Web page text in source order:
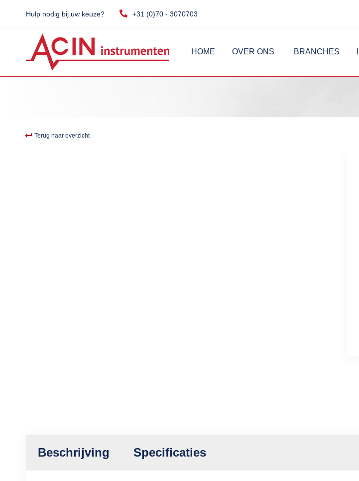
Hulp nodig bij uw keuze? +31 (0)70 - 3070703
HOME OVER ONS BRANCHES
Terug naar overzicht
Beschrijving Specificaties